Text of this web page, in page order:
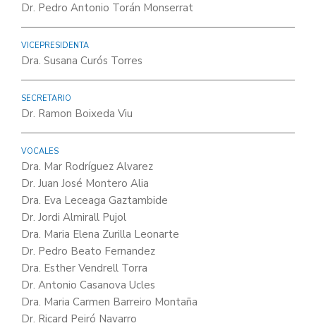
Dr. Pedro Antonio Torán Monserrat
VICEPRESIDENTA
Dra. Susana Curós Torres
SECRETARIO
Dr. Ramon Boixeda Viu
VOCALES
Dra. Mar Rodríguez Alvarez
Dr. Juan José Montero Alia
Dra. Eva Leceaga Gaztambide
Dr. Jordi Almirall Pujol
Dra. Maria Elena Zurilla Leonarte
Dr. Pedro Beato Fernandez
Dra. Esther Vendrell Torra
Dr. Antonio Casanova Ucles
Dra. Maria Carmen Barreiro Montaña
Dr. Ricard Peiró Navarro